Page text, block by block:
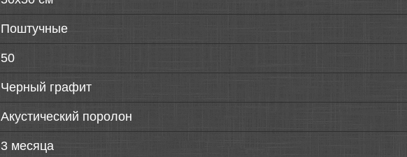
Поштучные
50
Черный графит
Акустический поролон
3 месяца